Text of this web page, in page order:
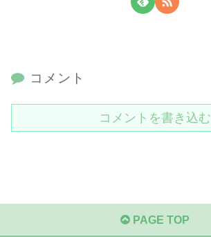
コメント
コメントを書き込む
PAGE TOP